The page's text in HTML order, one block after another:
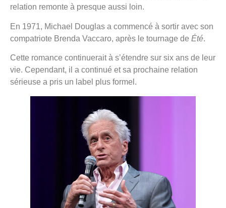
relation remonte à presque aussi loin.
En 1971, Michael Douglas a commencé à sortir avec son
compatriote Brenda Vaccaro, après le tournage de Été.
Cette romance continuerait à s’étendre sur six ans de leur
vie. Cependant, il a continué et sa prochaine relation
sérieuse a pris un label plus formel.